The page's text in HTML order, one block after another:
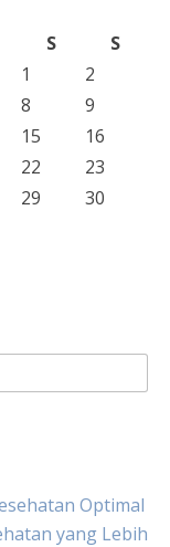
S
S
1
2
8
9
15
16
22
23
29
30
Optimal
yang Lebih